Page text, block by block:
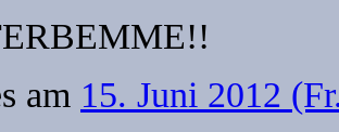
am 15. Juni 2012